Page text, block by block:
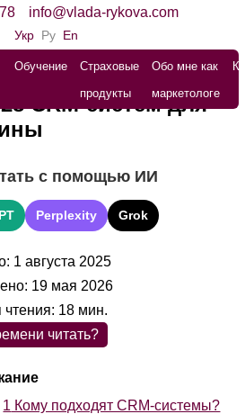
info@vlada-rykova.com
Укр Ру En
Обучение
Страховые
продукты
Обо мне как
маркетологе
CRM-систем для
с помощью ИИ
Perplexity Grok
1 августа 2025
19 мая 2026
читать?
1 Кому подходят CRM-системы?
18 мин.